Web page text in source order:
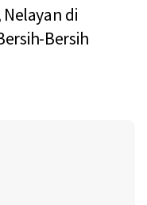
di
Bersih